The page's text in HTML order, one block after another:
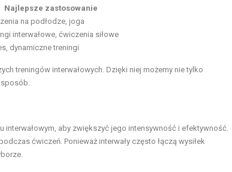
Najlepsze zastosowanie
na podłodze, joga
interwałowe, ćwiczenia siłowe
dynamiczne treningi
treningów interwałowych. Dzięki niej możemy nie tylko
sposób.
aby zwiększyć jego intensywność i efektywność.
ćwiczeń. Ponieważ interwały często łączą wysiłek